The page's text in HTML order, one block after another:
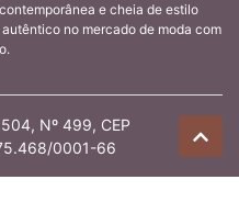
e cheia de estilo
no mercado de moda com
Nº 499, CEP
0001-66